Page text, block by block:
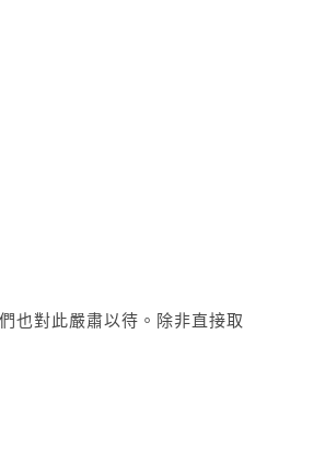
也對此嚴肅以待。除非直接取